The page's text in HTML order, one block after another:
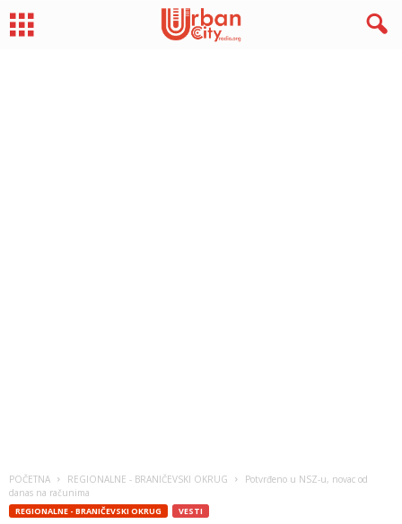
POČETNA REGIONALNE - BRANIČEVSKI OKRUG
Potvrđeno u NSZ-u, novac od
danas na računima
REGIONALNE - BRANIČEVSKI OKRUG VESTI